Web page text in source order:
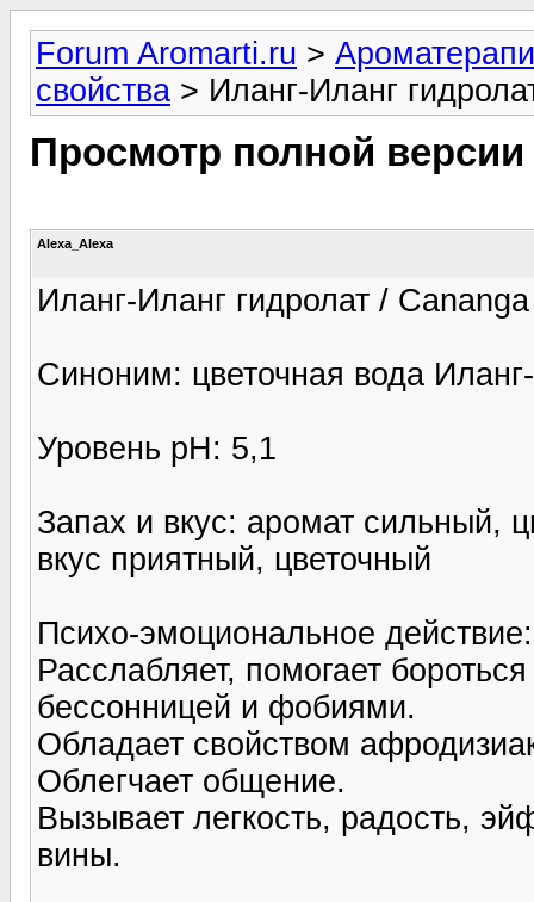
Forum Aromarti.ru >
свойства > Иланг-Иланг
Просмотр полной
Alexa_Alexa
Иланг-Иланг гидролат /
Синоним: цветочная вода
Уровень pH: 5,1
Запах и вкус: аромат сильный,
вкус приятный, цветочный
Психо-эмоциональное действие:
Расслабляет, помогает
бессонницей и фобиями.
Обладает свойством
Облегчает общение.
Вызывает легкость, радость,
вины.